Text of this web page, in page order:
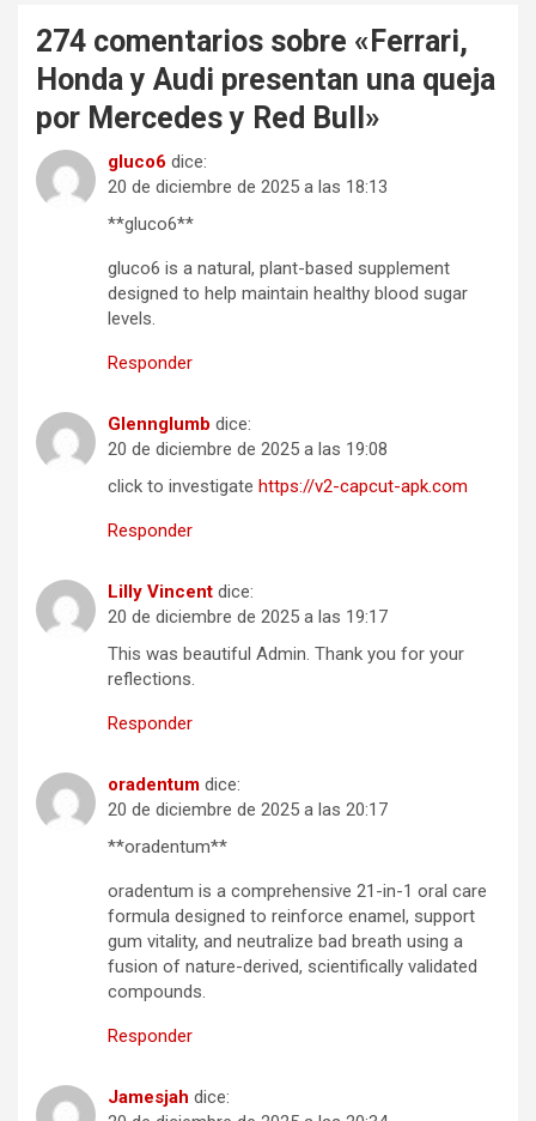
274 comentarios sobre « Ferrari,
Honda y Audi presentan una queja
por Mercedes y Red Bull »
gluco6 dice:
20 de diciembre de 2025 a las 18:13
**gluco6**
gluco6 is a natural, plant-based supplement
designed to help maintain healthy blood sugar
levels.
Responder
Glennglumb dice:
20 de diciembre de 2025 a las 19:08
click to investigate https://v2-capcut-apk.com
Responder
Lilly Vincent dice:
20 de diciembre de 2025 a las 19:17
This was beautiful Admin. Thank you for your
reflections.
Responder
oradentum dice:
20 de diciembre de 2025 a las 20:17
**oradentum**
oradentum is a comprehensive 21-in-1 oral care
formula designed to reinforce enamel, support
gum vitality, and neutralize bad breath using a
fusion of nature-derived, scientifically validated
compounds.
Responder
Jamesjah dice: